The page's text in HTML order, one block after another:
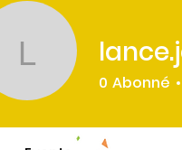
lance.jc-a
0 Abonné